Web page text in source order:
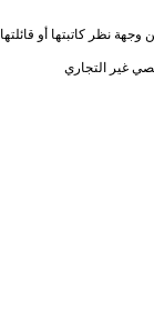
نظر كاتبتها أو قائلتها
غير التجاري